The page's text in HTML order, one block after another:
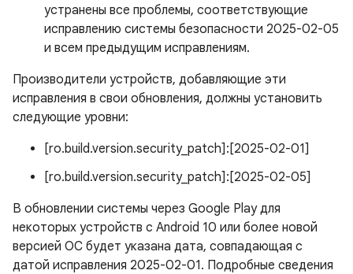
устранены все проблемы, соответствующие
исправлению системы безопасности 2025-02-05
и всем предыдущим исправлениям.
Производители устройств, добавляющие эти
исправления в свои обновления, должны установить
следующие уровни:
[ro.build.version.security_patch]:[2025-02-01]
[ro.build.version.security_patch]:[2025-02-05]
В обновлении системы через Google Play для
некоторых устройств с Android 10 или более новой
версией ОС будет указана дата, совпадающая с
датой исправления 2025-02-01. Подробные сведения